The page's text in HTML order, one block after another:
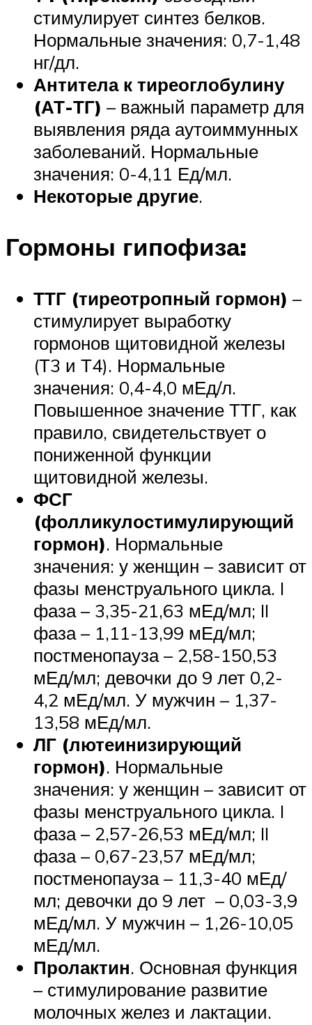
стимулирует синтез белков.
Нормальные значения: 0,7-1,48
нг/дл.
Антитела к тиреоглобулину
(АТ-ТГ) – важный параметр для
выявления ряда аутоиммунных
заболеваний. Нормальные
значения: 0-4,11 Ед/мл.
Некоторые другие.
Гормоны гипофиза:
ТТГ (тиреотропный гормон) –
стимулирует выработку
гормонов щитовидной железы
(Т3 и Т4). Нормальные
значения: 0,4-4,0 мЕд/л.
Повышенное значение ТТГ, как
правило, свидетельствует о
пониженной функции
щитовидной железы.
ФСГ
(фолликулостимулирующий
гормон). Нормальные
значения: у женщин – зависит от
фазы менструального цикла. I
фаза – 3,35-21,63 мЕд/мл; II
фаза – 1,11-13,99 мЕд/мл;
постменопауза – 2,58-150,53
мЕд/мл; девочки до 9 лет 0,2-
4,2 мЕд/мл. У мужчин – 1,37-
13,58 мЕд/мл.
ЛГ (лютеинизирующий
гормон). Нормальные
значения: у женщин – зависит от
фазы менструального цикла. I
фаза – 2,57-26,53 мЕд/мл; II
фаза – 0,67-23,57 мЕд/мл;
постменопауза – 11,3-40 мЕд/
мл; девочки до 9 лет – 0,03-3,9
мЕд/мл. У мужчин – 1,26-10,05
мЕд/мл.
Пролактин. Основная функция
– стимулирование развитие
молочных желез и лактации.